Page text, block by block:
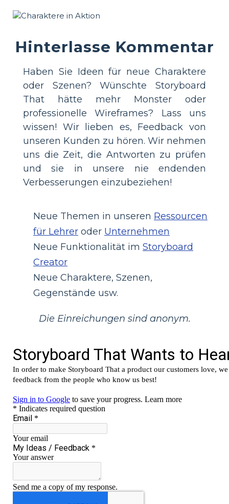
Hinterlasse Kommentar
Haben Sie Ideen für neue Charaktere
oder Szenen? Wünschte Storyboard
That hätte mehr Monster oder
professionelle Wireframes? Lass uns
wissen! Wir lieben es, Feedback von
unseren Kunden zu hören. Wir nehmen
uns die Zeit, die Antworten zu prüfen
und sie in unsere nie endenden
Verbesserungen einzubeziehen!
Neue Themen in unseren Ressourcen
für Lehrer oder Unternehmen
Neue Funktionalität im Storyboard
Creator
Neue Charaktere, Szenen,
Gegenstände usw.
Die Einreichungen sind anonym.